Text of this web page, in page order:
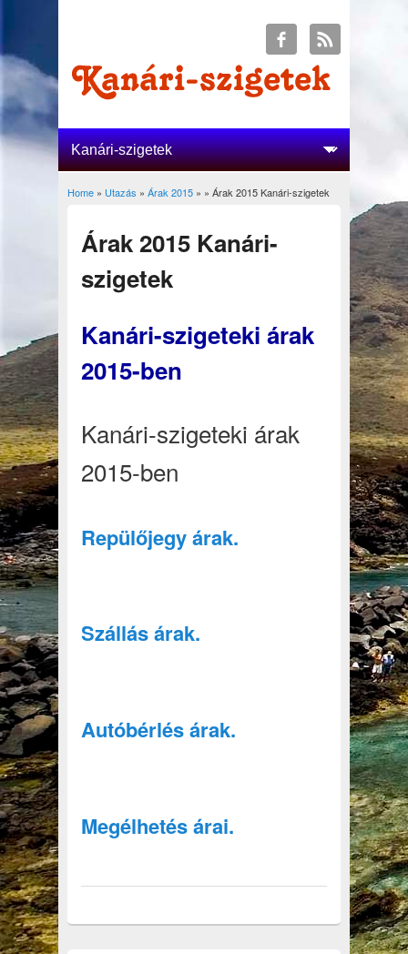
You are here
Home» Utazás » Árak 2015» » Árak 2015 Kanári-szigetek
Árak 2015 Kanári-
szigetek
Kanári-szigeteki árak
2015-ben
Kanári-szigeteki árak
2015-ben
Repülőjegy árak.
Szállás árak.
Autóbérlés árak.
Megélhetés árai.